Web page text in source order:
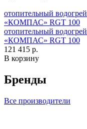
отопительный
«КОМПАС» RGT 100
отопительный
«КОМПАС» RGT 100
121 415 р.
В корзину
Бренды
Все производители